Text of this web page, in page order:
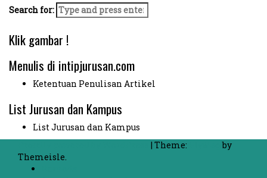
Search for:
Klik gambar !
Menulis di intipjurusan.com
Ketentuan Penulisan Artikel
List Jurusan dan Kampus
List Jurusan dan Kampus
| Theme:
by
Themeisle.